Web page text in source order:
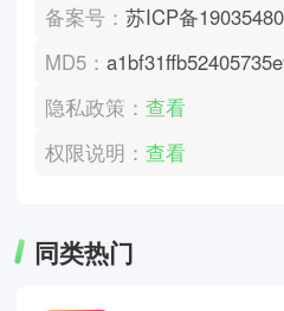
备案号：苏ICP备
MD5：
隐私政策：查看
权限说明：查看
同类热门